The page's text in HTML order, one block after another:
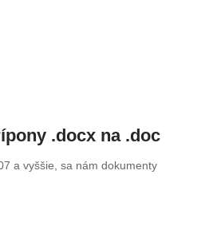
.docx na .doc
a vyššie, sa nám dokumenty